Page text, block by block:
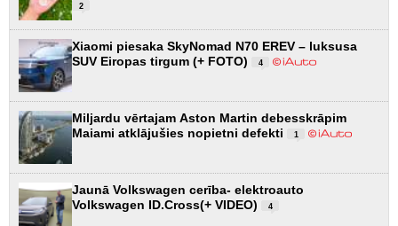
2
Xiaomi piesaka SkyNomad N70 EREV – luksusa
SUV Eiropas tirgum (+ FOTO)
4
Miljardu vērtajam Aston Martin debesskrāpim
Maiami atklājušies nopietni defekti
1
Jaunā Volkswagen cerība- elektroauto
Volkswagen ID.Cross(+ VIDEO)
4